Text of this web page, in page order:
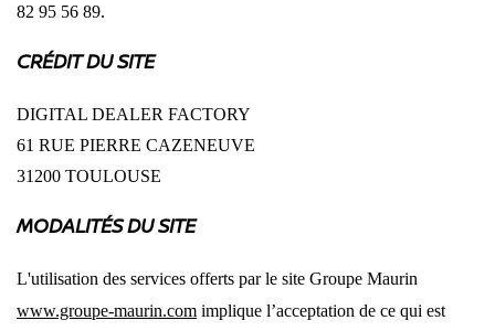
82 95 56 89.
CRÉDIT DU SITE
DIGITAL DEALER FACTORY
61 RUE PIERRE CAZENEUVE
31200 TOULOUSE
MODALITÉS DU SITE
L'utilisation des services offerts par le site Groupe Maurin
www.groupe-maurin.com implique l’acceptation de ce qui est